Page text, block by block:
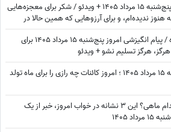
شکرگزاری صبحگاهی امروز پنج‌شنبه 15 مرداد 1405 + ویدئو / شکر برای معجزه‌هایی
ندیده‌ام، و برای آرزوهایی که همین حالا در
کائنات پیام ویژه ای برات داره / پیام انگیزشی امروز پنج‌شنبه 15 مرداد 1405 برای
هرگز تسلیم نشو + ویدئو
گردونه شانس امروز پنج‌شنبه 15 مرداد 1405 ؛ امروز کائنات چه رازی را برای ماه تولد
تعبیر خواب روزانه؛ متولد کدام ماهی؟ این 3 نشانه در خواب امروز، خبر از یک
1405